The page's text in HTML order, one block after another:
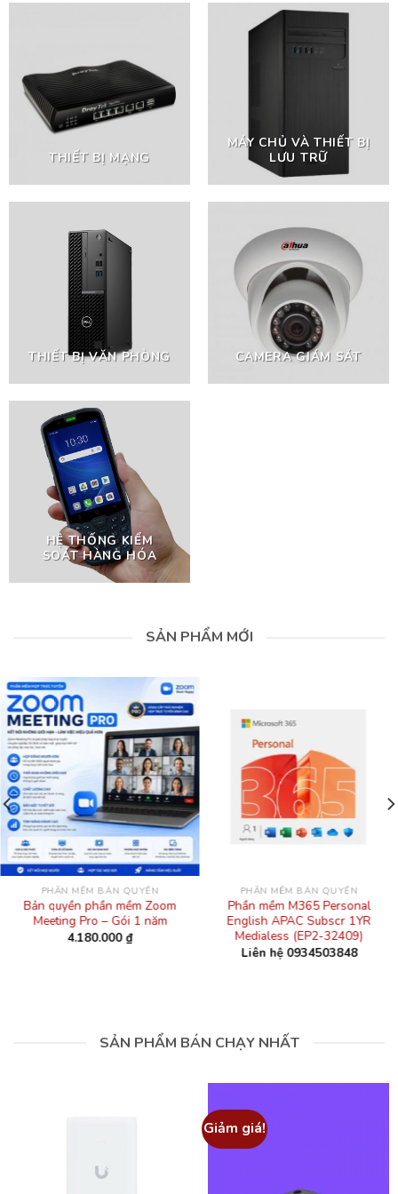
THIẾT BỊ MẠNG
MÁY CHỦ VÀ THIẾT BỊ
LƯU TRỮ
THIẾT BỊ VĂN PHÒNG CAMERA GIÁM SÁT
HỆ THỐNG KIỂM
SOÁT HÀNG HÓA
SẢN PHẨM MỚI
PHẦN MỀM BẢN QUYỀN
Bản quyền phần mềm Zoom
Meeting Pro – Gói 1 năm
4.180.000₫
PHẦN MỀM BẢN QUYỀN
Phần mềm M365 Personal
English APAC Subscr 1YR
Medialess (EP2-32409)
Liên hệ 0934503848
SẢN PHẨM BÁN CHẠY NHẤT
Giảm giá!